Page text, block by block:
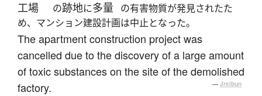
工場 の跡地に多量
の有害物質が発見されたた
め、マンション建設計画は中止となった。
The apartment construction project was
cancelled due to the discovery of a large amount
of toxic substances on the site of the demolished
factory.
— Jreibun